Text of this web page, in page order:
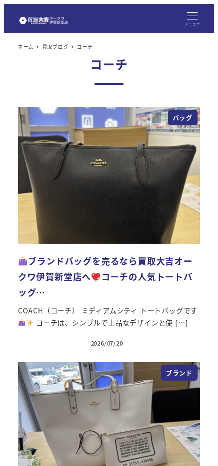
メニュー
ホーム 買取ブログ コーチ
コーチ
バッグ
ブランドバッグを売るなら買取大吉オー
クワ伊賀新堂店へ
コーチの人気トートバ
ッグ…
COACH（コーチ） ミディアムシティ トートバッグです
コーチは、シンプルで上品なデザインと使 […]
投稿日
2026/07/20
ブランド